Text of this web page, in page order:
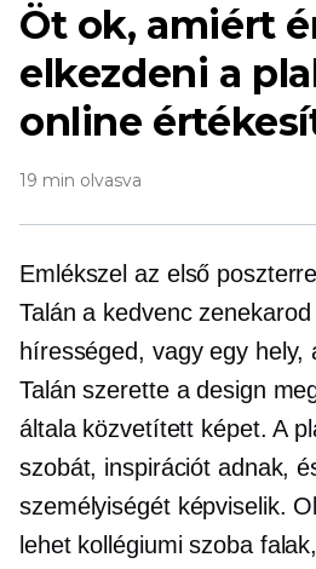
Öt ok, amiért
elkezdeni a
online
19 min olvasva
Emlékszel az első
Talán a kedvenc
hírességed, vagy egy hely,
Talán szerette a design
általa közvetített képet. A
szobát, inspirációt adnak,
személyiségét képviselik.
lehet kollégiumi szoba